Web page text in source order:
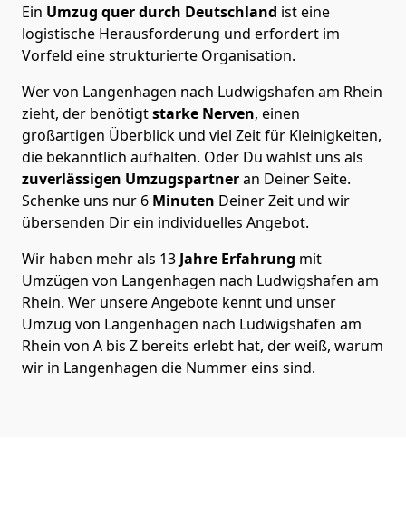
Ein Umzug quer durch Deutschland ist eine
logistische Herausforderung und erfordert im
Vorfeld eine strukturierte Organisation.
Wer von Langenhagen nach Ludwigshafen am Rhein
zieht, der benötigtstarke Nerven, einen
großartigen Überblick und viel Zeit für Kleinigkeiten,
die bekanntlich aufhalten. Oder Du wählst uns als
zuverlässigen Umzugspartneran Deiner Seite.
Schenke uns nur 6 Minuten Deiner Zeit und wir
übersenden Dir ein individuelles Angebot.
Wir haben mehr als 13 Jahre Erfahrung mit
Umzügen von Langenhagen nach Ludwigshafen am
Rhein. Wer unsere Angebote kennt und unser
Umzug von Langenhagen nach Ludwigshafen am
Rhein von A bis Z bereits erlebt hat, der weiß, warum
wir in Langenhagen die Nummer eins sind.